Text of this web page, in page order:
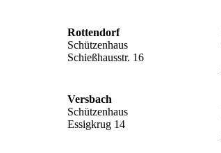
Rottendorf
Schützenhaus
Schießhausstr. 16
Versbach
Schützenhaus
Essigkrug 14